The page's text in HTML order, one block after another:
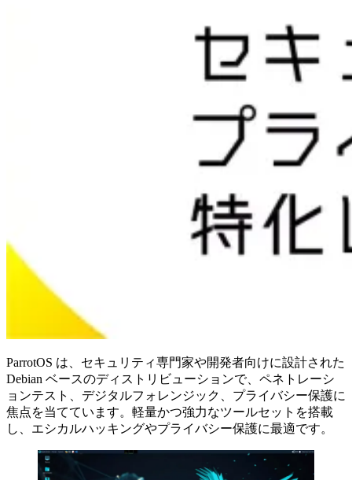
ParrotOS は、セキュリティ専門家や開発者向けに設計された
Debian ベースのディストリビューションで、ペネトレーシ
ョンテスト、デジタルフォレンジック、プライバシー保護に
焦点を当てています。軽量かつ強力なツールセットを搭載
し、エシカルハッキングやプライバシー保護に最適です。